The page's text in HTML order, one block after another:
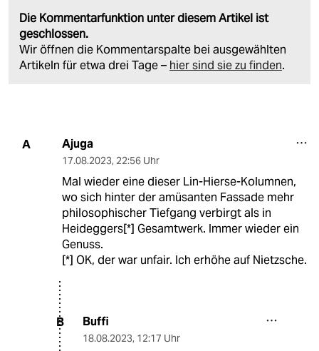
Die Kommentarfunktion unter diesem Artikel ist
geschlossen.
Wir öffnen die Kommentarspalte bei ausgewählten
Artikeln für etwa drei Tage – hier sind sie zu finden.
A Ajuga
17.08.2023, 22:56 Uhr
Mal wieder eine dieser Lin-Hierse-Kolumnen,
wo sich hinter der amüsanten Fassade mehr
philosophischer Tiefgang verbirgt als in
Heideggers[*] Gesamtwerk. Immer wieder ein
Genuss.
[*] OK, der war unfair. Ich erhöhe auf Nietzsche.
B Buffi
18.08.2023, 12:17 Uhr